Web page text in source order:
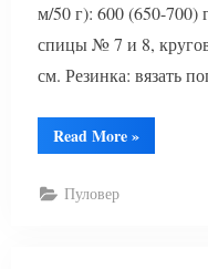
м/50 г): 600 (650-700)
спицы № 7 и 8,
см. Резинка: вязать
Read More“Пуловер
с
»
Пуловер